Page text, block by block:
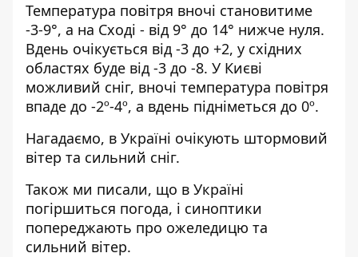
Температура повітря вночі становитиме
-3-9°, а на Сході - від 9° до 14° нижче нуля.
Вдень очікується від -3 до +2, у східних
областях буде від -3 до -8. У Києві
можливий сніг, вночі температура повітря
впаде до -2º-4º, а вдень підніметься до 0º.
Нагадаємо, в Україні очікують штормовий
вітер та сильний сніг.
Також ми писали, що в Україні
погіршиться погода, і синоптики
попереджають про ожеледицю та
сильний вітер.